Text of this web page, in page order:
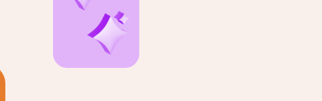
Prometheus PLUS